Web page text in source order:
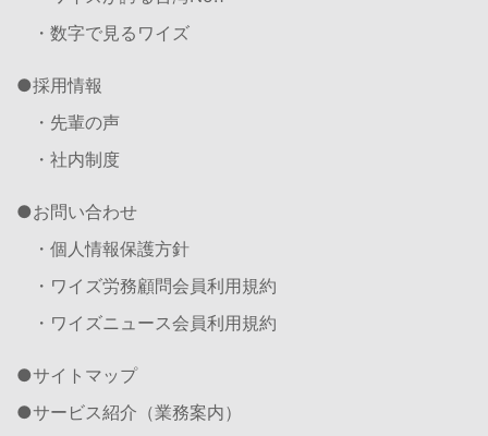
・数字で見るワイズ
採用情報
・先輩の声
・社内制度
お問い合わせ
・個人情報保護方針
・ワイズ労務顧問会員利用規約
・ワイズニュース会員利用規約
サイトマップ
サービス紹介（業務案内）